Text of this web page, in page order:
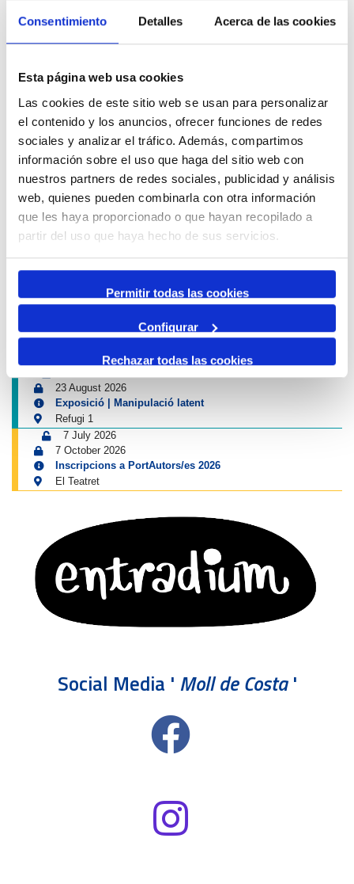
Consentimiento Detalles Acerca de las cookies
Esta página web usa cookies
Las cookies de este sitio web se usan para personalizar
el contenido y los anuncios, ofrecer funciones de redes
sociales y analizar el tráfico. Además, compartimos
información sobre el uso que haga del sitio web con
nuestros partners de redes sociales, publicidad y análisis
web, quienes pueden combinarla con otra información
que les haya proporcionado o que hayan recopilado a
partir del uso que haya hecho de sus servicios.
Permitir todas las cookies
Configurar
Rechazar todas las cookies
4 July 2026
13 September 2026
Cambrils
10 July 2026
23 August 2026
Exposició | Boscos. Cartografies del temps i del gest
Refugi 1
11 October 2026
Exposició | El concurs de mestres romescaires en
imatges
Museu del Port
Exposició | La peça blava, Sextant
Museu del Port
23 August 2026
Exposició | Manipulació latent
Refugi 1
7 July 2026
7 October 2026
Inscripcions a PortAutors/es 2026
El Teatret
Social Media ' Moll de Costa'